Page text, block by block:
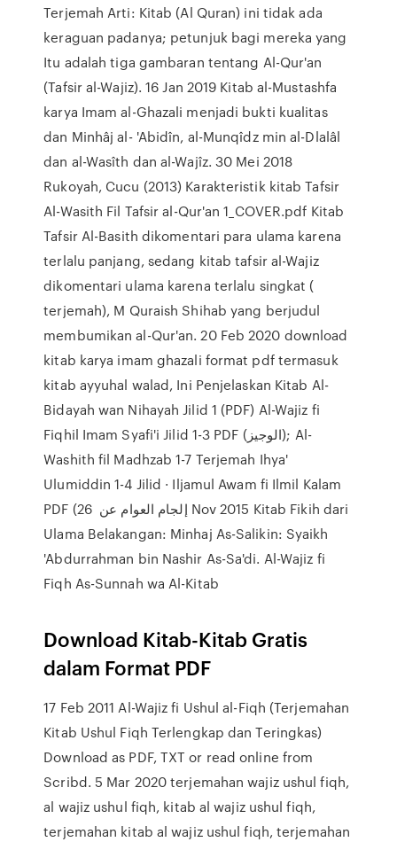
Terjemah Arti: Kitab (Al Quran) ini tidak ada
keraguan padanya; petunjuk bagi mereka yang
Itu adalah tiga gambaran tentang Al-Qur'an
(Tafsir al-Wajiz). 16 Jan 2019 Kitab al-Mustashfa
karya Imam al-Ghazali menjadi bukti kualitas
dan Minhâj al- 'Abidîn, al-Munqîdz min al-Dlalâl
dan al-Wasîth dan al-Wajîz. 30 Mei 2018
Rukoyah, Cucu (2013) Karakteristik kitab Tafsir
Al-Wasith Fil Tafsir al-Qur'an 1_COVER.pdf Kitab
Tafsir Al-Basith dikomentari para ulama karena
terlalu panjang, sedang kitab tafsir al-Wajiz
dikomentari ulama karena terlalu singkat (
terjemah), M Quraish Shihab yang berjudul
membumikan al-Qur'an. 20 Feb 2020 download
kitab karya imam ghazali format pdf termasuk
kitab ayyuhal walad, Ini Penjelaskan Kitab Al-
Bidayah wan Nihayah Jilid 1 (PDF) Al-Wajiz fi
Fiqhil Imam Syafi'i Jilid 1-3 PDF (الوجيز); Al-
Washith fil Madhzab 1-7 Terjemah Ihya'
Ulumiddin 1-4 Jilid · Iljamul Awam fi Ilmil Kalam
PDF (إلجام العوام عن 26 Nov 2015 Kitab Fikih dari
Ulama Belakangan: Minhaj As-Salikin: Syaikh
'Abdurrahman bin Nashir As-Sa'di. Al-Wajiz fi
Fiqh As-Sunnah wa Al-Kitab
Download Kitab-Kitab Gratis
dalam Format PDF
17 Feb 2011 Al-Wajiz fi Ushul al-Fiqh (Terjemahan
Kitab Ushul Fiqh Terlengkap dan Teringkas)
Download as PDF, TXT or read online from
Scribd. 5 Mar 2020 terjemahan wajiz ushul fiqh,
al wajiz ushul fiqh, kitab al wajiz ushul fiqh,
terjemahan kitab al wajiz ushul fiqh, terjemahan